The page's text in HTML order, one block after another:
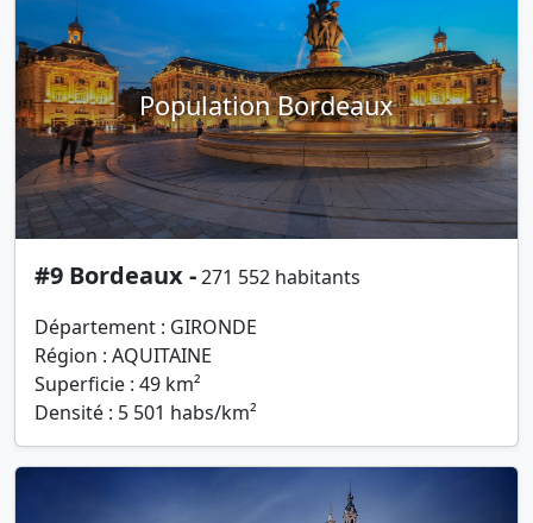
Population Bordeaux
#9 Bordeaux -271 552 habitants
Département : GIRONDE
Région : AQUITAINE
Superficie : 49 km²
Densité : 5 501 habs/km²